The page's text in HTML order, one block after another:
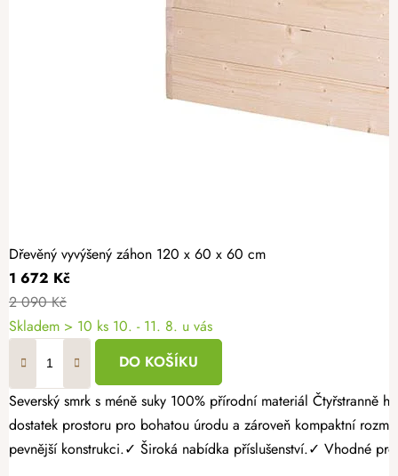
Dřevěný vyvýšený záhon 120 x 60 x 60 cm
1 672 Kč
2 090 Kč
Skladem > 10 ks 10. - 11. 8. u vás
DO KOŠÍKU
Severský smrk s méně suky 100% přírodní materiál Čtyřstranně hoblovaný masiv Pěstujte vlastní zeleninu, bylinky nebo jahody jednoduše a s radostí. Dřevěný vyvýšený záhon 120 × 60 × 60 cm nabízí
dostatek prostoru pro bohatou úrodu a zároveň kompaktní
pevnější konstrukci.✓ Široká nabídka příslušenství.✓ Vhodné